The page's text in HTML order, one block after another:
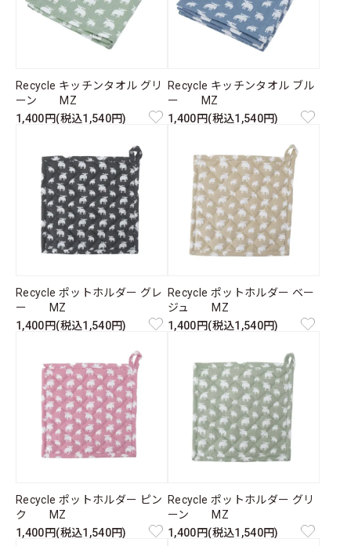
Recycle キッチンタオル グリ
ーン MZ
1,400円(税込1,540円)
Recycle キッチンタオル ブル
ー MZ
1,400円(税込1,540円)
Recycle ポットホルダー グレ
ー MZ
1,400円(税込1,540円)
Recycle ポットホルダー ベー
ジュ MZ
1,400円(税込1,540円)
Recycle ポットホルダー ピン
ク MZ
1,400円(税込1,540円)
Recycle ポットホルダー グリ
ーン MZ
1,400円(税込1,540円)